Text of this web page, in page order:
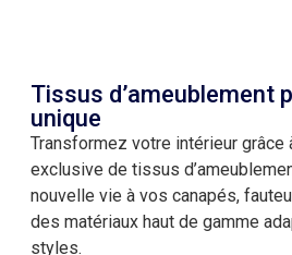
Tissus d’ameublement
unique
Transformez votre intérieur grâce
exclusive de tissus
nouvelle vie à vos canapés,
des matériaux haut de gamme
styles.